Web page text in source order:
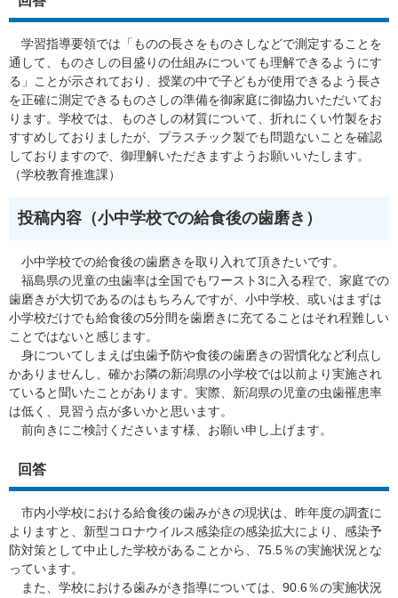
学習指導要領では「ものの長さをものさしなどで測定することを
通して、ものさしの目盛りの仕組みについても理解できるようにす
る」ことが示されており、授業の中で子どもが使用できるよう長さ
を正確に測定できるものさしの準備を御家庭に御協力いただいてお
ります。学校では、ものさしの材質について、折れにくい竹製をお
すすめしておりましたが、プラスチック製でも問題ないことを確認
しておりますので、御理解いただきますようお願いいたします。
（学校教育推進課）
投稿内容（小中学校での給食後の歯磨き​）
小中学校での給食後の歯磨きを取り入れて頂きたいです。
福島県の児童の虫歯率は全国でもワースト3に入る程で、家庭での
歯磨きが大切であるのはもちろんですが、小中学校、或いはまずは
小学校だけでも給食後の5分間を歯磨きに充てることはそれ程難しい
ことではないと感じます。
身についてしまえば虫歯予防や食後の歯磨きの習慣化など利点し
かありませんし、確かお隣の新潟県の小学校では以前より実施され
ていると聞いたことがあります。実際、新潟県の児童の虫歯罹患率
は低く、見習う点が多いかと思います。
前向きにご検討くださいます様、お願い申し上げます。
回答
市内小学校における給食後の歯みがきの現状は、昨年度の調査に
よりますと、新型コロナウイルス感染症の感染拡大により、感染予
防対策として中止した学校があることから、75.5％の実施状況とな
っています。
また、学校における歯みがき指導については、90.6％の実施状況